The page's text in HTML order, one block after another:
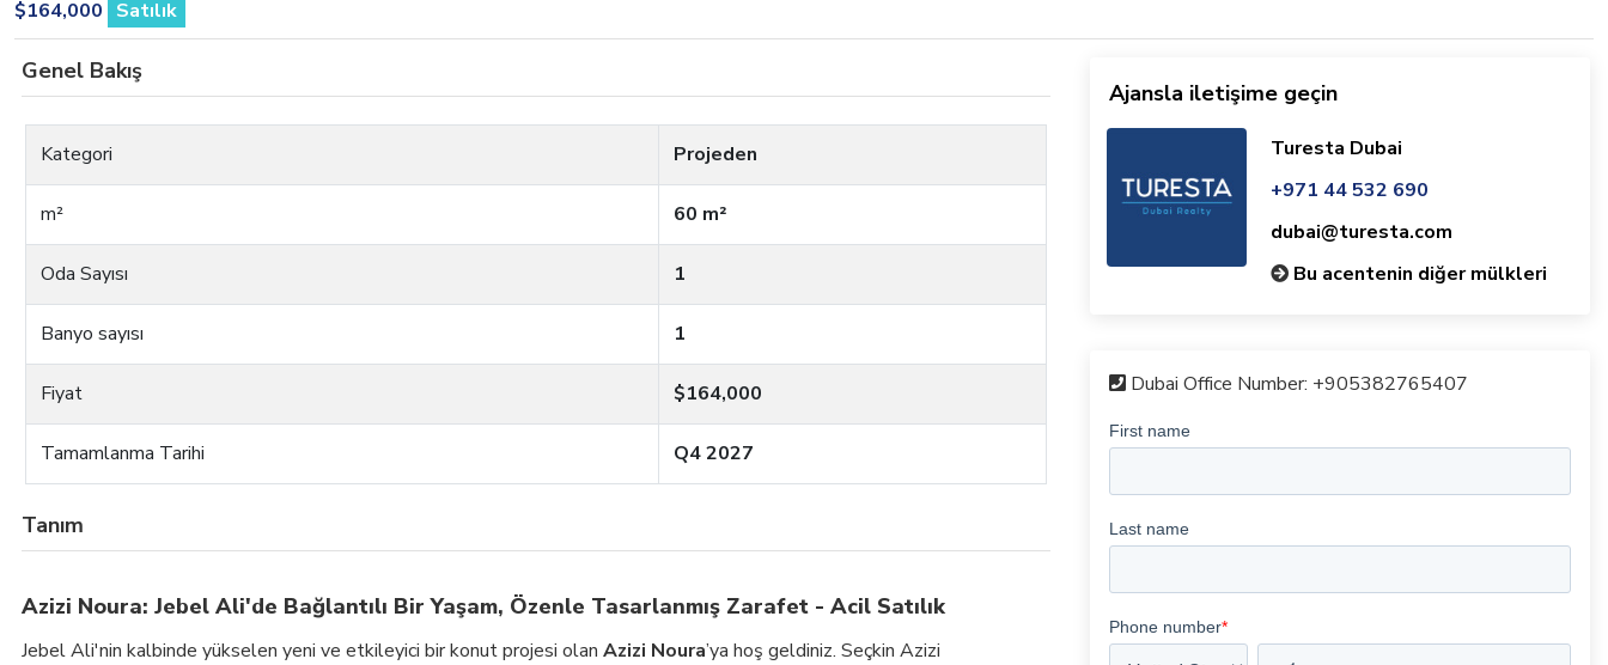
$164,000 Satılık
Genel Bakış
Kategori Projeden
m² 60 m²
Oda Sayısı 1
Banyo sayısı 1
Fiyat $164,000
Tamamlanma Tarihi Q4 2027
Tanım
Azizi Noura: Jebel Ali'de Bağlantılı Bir Yaşam, Özenle Tasarlanmış Zarafet - Acil Satılık
Jebel Ali'nin kalbinde yükselen yeni ve etkileyici bir konut projesi olan Azizi Noura’ya hoş geldiniz. Seçkin Azizi
Ajansla iletişime geçin
Turesta Dubai
+971 44 532 690
dubai@turesta.com
Bu acentenin diğer mülkleri
Dubai Office Number: +905382765407